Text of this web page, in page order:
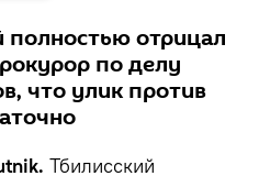
отрицал
по делу
что улик против
Тбилисский